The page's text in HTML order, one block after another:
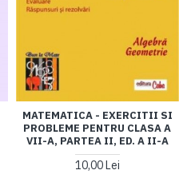
MATEMATICA - EXERCITII SI
PROBLEME PENTRU CLASA A
VII-A, PARTEA II, ED. A II-A
10,00 Lei